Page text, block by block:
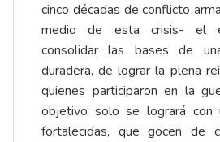
cinco décadas de conflicto
medio de esta crisis- el
consolidar las bases de
duradera, de lograr la plena
quienes participaron en la
objetivo solo se logrará con
fortalecidas, que gocen de